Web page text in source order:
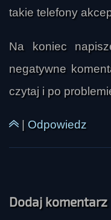
takie telefony
Na koniec
negatywne
czytaj i po
Odpowiedz
Dodaj komentarz